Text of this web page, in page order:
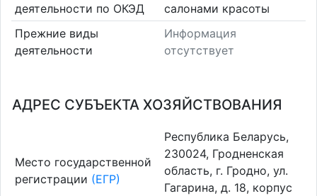
деятельности по ОКЭД
салонами красоты
Прежние виды
деятельности
Информация
отсутствует
АДРЕС СУБЪЕКТА ХОЗЯЙСТВОВАНИЯ
Место государственной
регистрации (ЕГР)
Республика Беларусь,
230024, Гродненская
область, г. Гродно, ул.
Гагарина, д. 18, корпус